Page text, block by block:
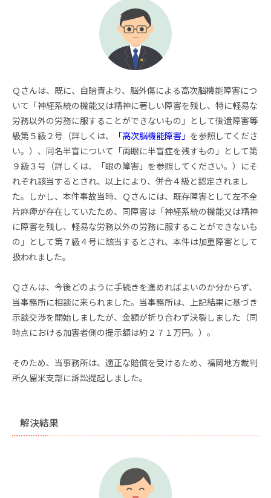
Ｑさんは、既に、自賠責より、脳外傷による高次脳機能障害につ
いて「神経系統の機能又は精神に著しい障害を残し、特に軽易な
労務以外の労務に服することができないもの」として後遺障害等
級第５級２号（詳しくは、
「高次脳機能障害」 を参照してくださ
い。）、同名半盲について「両眼に半盲症を残すもの」として第
９級３号（詳しくは、「眼の障害」を参照してください。）にそ
れぞれ該当するとされ、以上により、併合４級と認定されまし
た。しかし、本件事故当時、Ｑさんには、既存障害として左不全
片麻痺が存在していたため、同障害は「神経系統の機能又は精神
に障害を残し、軽易な労務以外の労務に服することができないも
の」として第７級４号に該当するとされ、本件は加重障害として
扱われました。
Ｑさんは、今後どのように手続きを進めればよいのか分からず、
当事務所に相談に来られました。当事務所は、上記結果に基づき
示談交渉を開始しましたが、金額が折り合わず決裂しました（同
時点における加害者側の提示額は約２７１万円。）。
そのため、当事務所は、適正な賠償を受けるため、福岡地方裁判
所久留米支部に訴訟提起しました。
解決結果